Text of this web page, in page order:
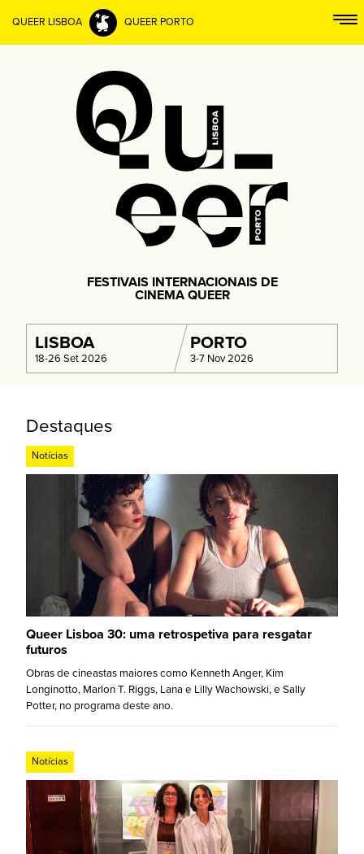
QUEER LISBOA QUEER PORTO
FESTIVAIS INTERNACIONAIS DE
CINEMA QUEER
LISBOA
18-26 Set 2026
PORTO
3-7 Nov 2026
Destaques
Notícias
Queer Lisboa 30: uma retrospetiva para resgatar
futuros
Obras de cineastas maiores como Kenneth Anger, Kim
Longinotto, Marlon T. Riggs, Lana e Lilly Wachowski, e Sally
Potter, no programa deste ano.
Notícias